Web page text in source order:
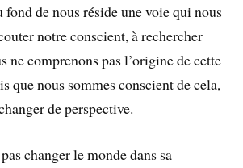
de nous réside une voie qui nous
notre conscient, à rechercher
ne comprenons pas l’origine de cette
que nous sommes conscient de cela,
de perspective.
changer le monde dans sa